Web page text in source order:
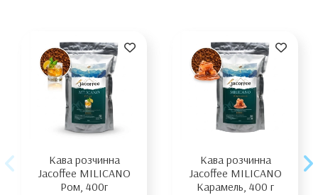
Кава розчинна
Jacoffee MILICANO
Ром, 400г
Кава розчинна
Jacoffee MILICANO
Карамель, 400 г